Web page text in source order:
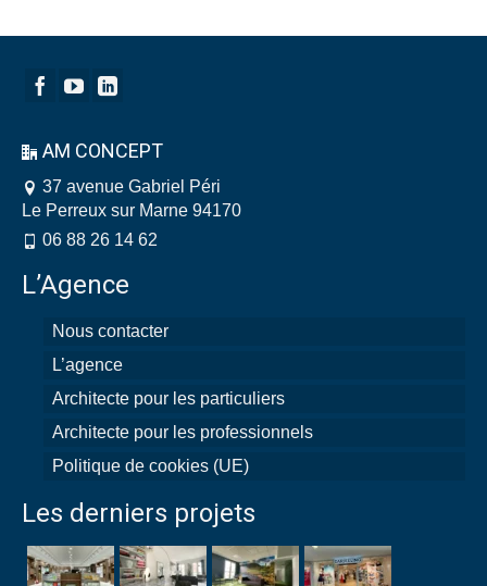
AM CONCEPT
37 avenue Gabriel Péri
Le Perreux sur Marne 94170
06 88 26 14 62
L’Agence
Nous contacter
L’agence
Architecte pour les particuliers
Architecte pour les professionnels
Politique de cookies (UE)
Les derniers projets